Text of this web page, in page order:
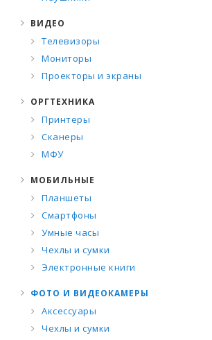
ВИДЕО
Телевизоры
Мониторы
Проекторы и экраны
ОРГТЕХНИКА
Принтеры
Сканеры
МФУ
МОБИЛЬНЫЕ
Планшеты
Смартфоны
Умные часы
Чехлы и сумки
Электронные книги
ФОТО И ВИДЕОКАМЕРЫ
Аксессуары
Чехлы и сумки